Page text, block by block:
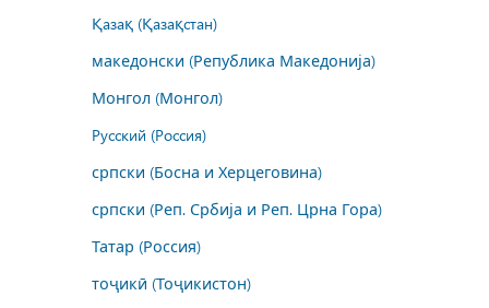
Қазақ (Қазақстан)
македонски (Република Македонија)
Монгол (Монгол)
Русский (Россия)
српски (Босна и Херцеговина)
српски (Реп. Србија и Реп. Црна Гора)
Татар (Россия)
тоҷикӣ (Тоҷикистон)